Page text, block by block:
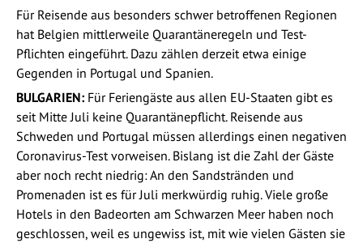
Für Reisende aus besonders schwer betroffenen Regionen
hat Belgien mittlerweile Quarantäneregeln und Test-
Pflichten eingeführt. Dazu zählen derzeit etwa einige
Gegenden in Portugal und Spanien.
BULGARIEN: Für Feriengäste aus allen EU-Staaten gibt es
seit Mitte Juli keine Quarantänepflicht. Reisende aus
Schweden und Portugal müssen allerdings einen negativen
Coronavirus-Test vorweisen. Bislang ist die Zahl der Gäste
aber noch recht niedrig: An den Sandstränden und
Promenaden ist es für Juli merkwürdig ruhig. Viele große
Hotels in den Badeorten am Schwarzen Meer haben noch
geschlossen, weil es ungewiss ist, mit wie vielen Gästen sie